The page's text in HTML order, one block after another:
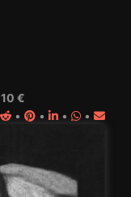
10 €
• • • •